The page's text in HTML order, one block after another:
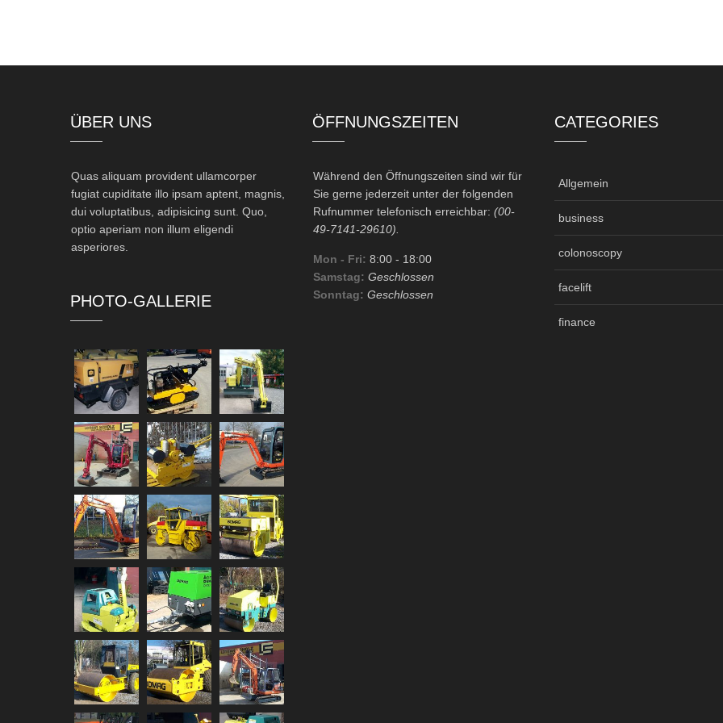
ÜBER UNS
Quas aliquam provident ullamcorper
fugiat cupiditate illo ipsam aptent, magnis,
dui voluptatibus, adipisicing sunt. Quo,
optio aperiam non illum eligendi
asperiores.
PHOTO-GALLERIE
ÖFFNUNGSZEITEN
Während den Öffnungszeiten sind wir für
Sie gerne jederzeit unter der folgenden
Rufnummer telefonisch erreichbar: (00-
49-7141-29610).
Mon - Fri: 8:00 - 18:00
Samstag: Geschlossen
Sonntag: Geschlossen
CATEGORIES
Allgemein
business
colonoscopy
facelift
finance